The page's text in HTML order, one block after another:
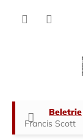
Domů
Beletrie
Francis Scott